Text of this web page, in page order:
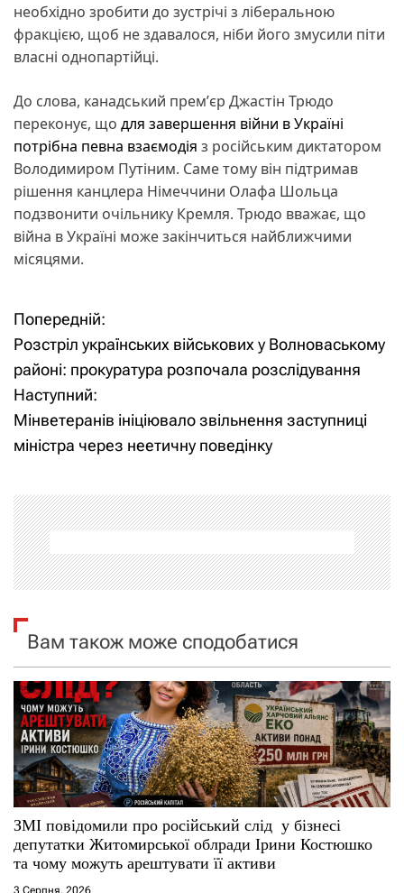
необхідно зробити до зустрічі з ліберальною
фракцією, щоб не здавалося, ніби його змусили піти
власні однопартійці.
До слова, канадський премʼєр Джастін Трюдо
переконує, що для завершення війни в Україні
потрібна певна взаємодія з російським диктатором
Володимиром Путіним. Саме тому він підтримав
рішення канцлера Німеччини Олафа Шольца
подзвонити очільнику Кремля. Трюдо вважає, що
війна в Україні може закінчиться найближчими
місяцями.
Н
а
в
і
а
ц
і
я
з
а
п
и
с
і
Попередній:
Розстріл українських військових у Волноваському
районі: прокуратура розпочала розслідування
Наступний:
Мінветеранів ініціювало звільнення заступниці
міністра через неетичну поведінку
Вам також може сподобатися
ЗМІ повідомили про російський слід у бізнесі
депутатки Житомирської облради Ірини Костюшко
та чому можуть арештувати її активи
3 Серпня, 2026